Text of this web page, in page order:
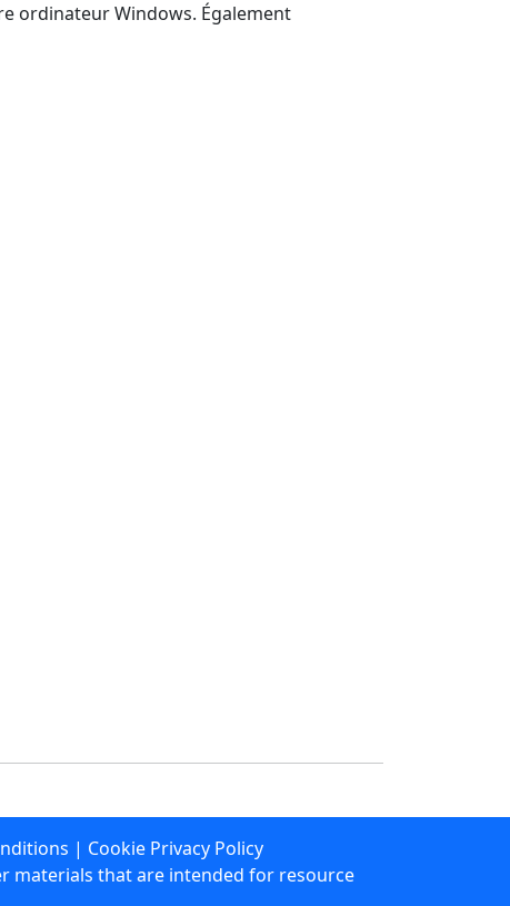
ordinateur Windows. Également
| Cookie Privacy Policy
materials that are intended for resource